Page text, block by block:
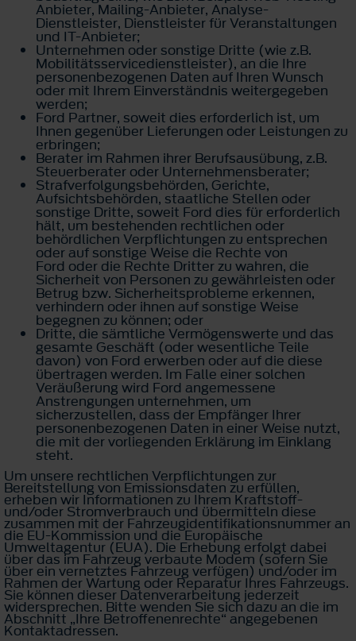
Anbieter, Mailing-Anbieter, Analyse-
Dienstleister, Dienstleister für Veranstaltungen
und IT-Anbieter;
Unternehmen oder sonstige Dritte (wie z.B.
Mobilitätsservicedienstleister), an die Ihre
personenbezogenen Daten auf Ihren Wunsch
oder mit Ihrem Einverständnis weitergegeben
werden;
Ford Partner, soweit dies erforderlich ist, um
Ihnen gegenüber Lieferungen oder Leistungen zu
erbringen;
Berater im Rahmen ihrer Berufsausübung, z.B.
Steuerberater oder Unternehmensberater;
Strafverfolgungsbehörden, Gerichte,
Aufsichtsbehörden, staatliche Stellen oder
sonstige Dritte, soweit Ford dies für erforderlich
hält, um bestehenden rechtlichen oder
behördlichen Verpflichtungen zu entsprechen
oder auf sonstige Weise die Rechte von
Ford oder die Rechte Dritter zu wahren, die
Sicherheit von Personen zu gewährleisten oder
Betrug bzw. Sicherheitsprobleme erkennen,
verhindern oder ihnen auf sonstige Weise
begegnen zu können; oder
Dritte, die sämtliche Vermögenswerte und das
gesamte Geschäft (oder wesentliche Teile
davon) von Ford erwerben oder auf die diese
übertragen werden. Im Falle einer solchen
Veräußerung wird Ford angemessene
Anstrengungen unternehmen, um
sicherzustellen, dass der Empfänger Ihrer
personenbezogenen Daten in einer Weise nutzt,
die mit der vorliegenden Erklärung im Einklang
steht.
Um unsere rechtlichen Verpflichtungen zur
Bereitstellung von Emissionsdaten zu erfüllen,
erheben wir Informationen zu Ihrem Kraftstoff-
und/oder Stromverbrauch und übermitteln diese
zusammen mit der Fahrzeugidentifikationsnummer an
die EU-Kommission und die Europäische
Umweltagentur (EUA). Die Erhebung erfolgt dabei
über das im Fahrzeug verbaute Modem (sofern Sie
über ein vernetztes Fahrzeug verfügen) und/oder im
Rahmen der Wartung oder Reparatur Ihres Fahrzeugs.
Sie können dieser Datenverarbeitung jederzeit
widersprechen. Bitte wenden Sie sich dazu an die im
Abschnitt „Ihre Betroffenenrechte“ angegebenen
Kontaktadressen.